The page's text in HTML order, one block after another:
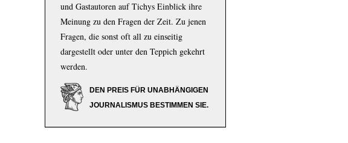
und Gastautoren auf Tichys Einblick ihre
Meinung zu den Fragen der Zeit. Zu jenen
Fragen, die sonst oft all zu einseitig
dargestellt oder unter den Teppich gekehrt
werden.
DEN PREIS FÜR UNABHÄNGIGEN
JOURNALISMUS BESTIMMEN SIE.